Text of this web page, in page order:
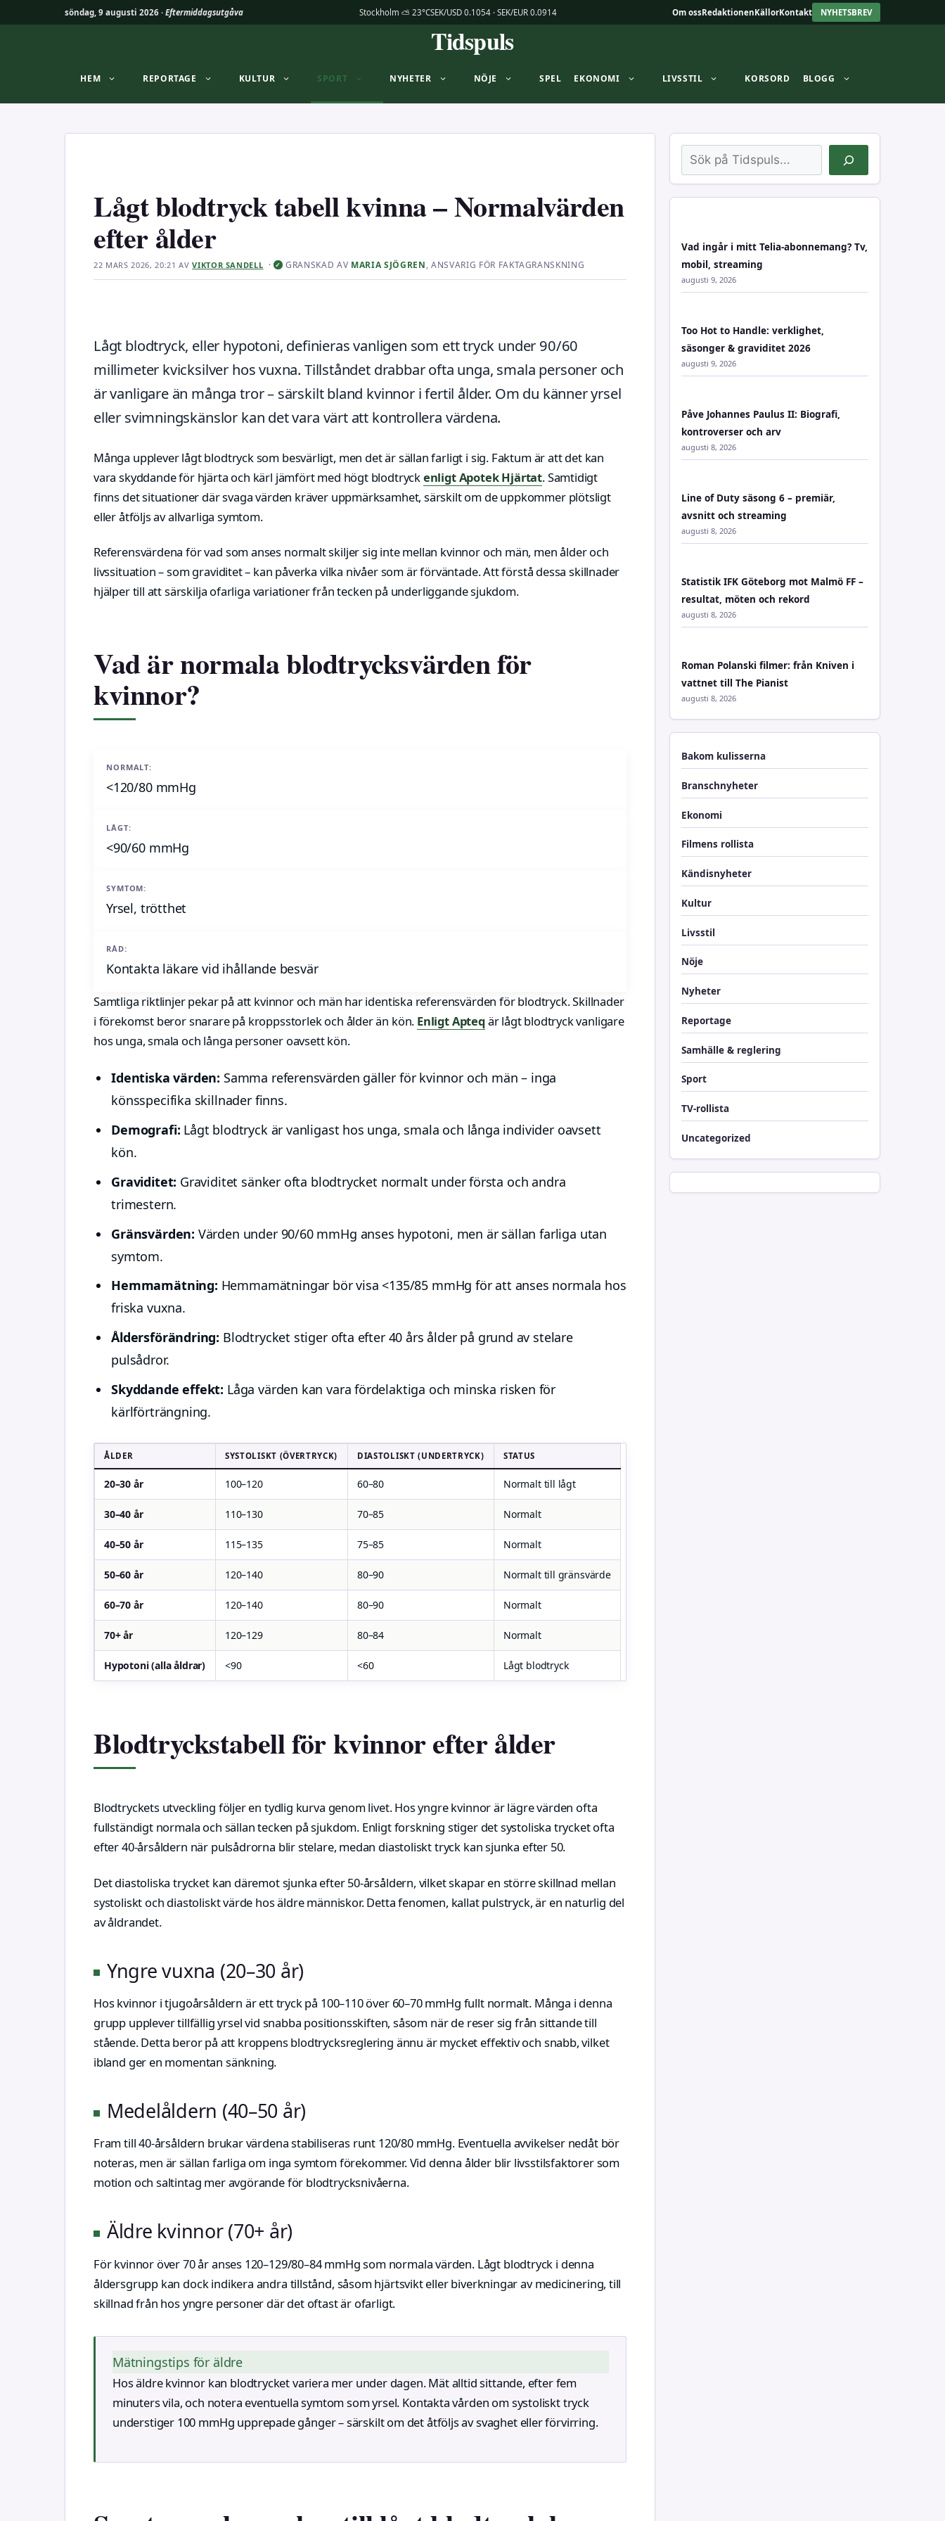
söndag, 9 augusti 2026 · Eftermiddagsutgåva Stockholm ⛅ 23°CSEK/USD 0.1054 · SEK/EUR 0.0914 Om ossRedaktionenKällorKontakt NYHETSBREV
Tidspuls
HEM REPORTAGE KULTUR SPORT NYHETER NÖJE SPEL EKONOMI LIVSSTIL KORSORD BLOGG
Lågt blodtryck tabell kvinna – Normalvärden
efter ålder
22 MARS 2026, 20:21 AVVIKTOR SANDELL ·✓ GRANSKAD AV MARIA SJÖGREN, ANSVARIG FÖR FAKTAGRANSKNING
Lågt blodtryck, eller hypotoni, definieras vanligen som ett tryck under 90/60
millimeter kvicksilver hos vuxna. Tillståndet drabbar ofta unga, smala personer och
är vanligare än många tror – särskilt bland kvinnor i fertil ålder. Om du känner yrsel
eller svimningskänslor kan det vara värt att kontrollera värdena.
Många upplever lågt blodtryck som besvärligt, men det är sällan farligt i sig. Faktum är att det kan
vara skyddande för hjärta och kärl jämfört med högt blodtryckenligt Apotek Hjärtat. Samtidigt
finns det situationer där svaga värden kräver uppmärksamhet, särskilt om de uppkommer plötsligt
eller åtföljs av allvarliga symtom.
Referensvärdena för vad som anses normalt skiljer sig inte mellan kvinnor och män, men ålder och
livssituation – som graviditet – kan påverka vilka nivåer som är förväntade. Att förstå dessa skillnader
hjälper till att särskilja ofarliga variationer från tecken på underliggande sjukdom.
Vad är normala blodtrycksvärden för
kvinnor?
NORMALT:
<120/80 mmHg
LÅGT:
<90/60 mmHg
SYMTOM:
Yrsel, trötthet
RÅD:
Kontakta läkare vid ihållande besvär
Samtliga riktlinjer pekar på att kvinnor och män har identiska referensvärden för blodtryck. Skillnader
i förekomst beror snarare på kroppsstorlek och ålder än kön. Enligt Apteqär lågt blodtryck vanligare
hos unga, smala och långa personer oavsett kön.
Identiska värden: Samma referensvärden gäller för kvinnor och män – inga
könsspecifika skillnader finns.
Demografi: Lågt blodtryck är vanligast hos unga, smala och långa individer oavsett
kön.
Graviditet: Graviditet sänker ofta blodtrycket normalt under första och andra
trimestern.
Gränsvärden: Värden under 90/60 mmHg anses hypotoni, men är sällan farliga utan
symtom.
Hemmamätning: Hemmamätningar bör visa <135/85 mmHg för att anses normala hos
friska vuxna.
Åldersförändring: Blodtrycket stiger ofta efter 40 års ålder på grund av stelare
pulsådror.
Skyddande effekt: Låga värden kan vara fördelaktiga och minska risken för
kärlförträngning.
ÅLDER SYSTOLISKT (ÖVERTRYCK) DIASTOLISKT (UNDERTRYCK) STATUS
20–30 år 100–120 60–80 Normalt till lågt
30–40 år 110–130 70–85 Normalt
40–50 år 115–135 75–85 Normalt
50–60 år 120–140 80–90 Normalt till gränsvärde
60–70 år 120–140 80–90 Normalt
70+ år 120–129 80–84 Normalt
Hypotoni (alla åldrar) <90 <60 Lågt blodtryck
Blodtryckstabell för kvinnor efter ålder
Blodtryckets utveckling följer en tydlig kurva genom livet. Hos yngre kvinnor är lägre värden ofta
fullständigt normala och sällan tecken på sjukdom. Enligt forskning stiger det systoliska trycket ofta
efter 40-årsåldern när pulsådrorna blir stelare, medan diastoliskt tryck kan sjunka efter 50.
Det diastoliska trycket kan däremot sjunka efter 50-årsåldern, vilket skapar en större skillnad mellan
systoliskt och diastoliskt värde hos äldre människor. Detta fenomen, kallat pulstryck, är en naturlig del
av åldrandet.
Yngre vuxna (20–30 år)
Hos kvinnor i tjugoårsåldern är ett tryck på 100–110 över 60–70 mmHg fullt normalt. Många i denna
grupp upplever tillfällig yrsel vid snabba positionsskiften, såsom när de reser sig från sittande till
stående. Detta beror på att kroppens blodtrycksreglering ännu är mycket effektiv och snabb, vilket
ibland ger en momentan sänkning.
Medelåldern (40–50 år)
Fram till 40-årsåldern brukar värdena stabiliseras runt 120/80 mmHg. Eventuella avvikelser nedåt bör
noteras, men är sällan farliga om inga symtom förekommer. Vid denna ålder blir livsstilsfaktorer som
motion och saltintag mer avgörande för blodtrycksnivåerna.
Äldre kvinnor (70+ år)
För kvinnor över 70 år anses 120–129/80–84 mmHg som normala värden. Lågt blodtryck i denna
åldersgrupp kan dock indikera andra tillstånd, såsom hjärtsvikt eller biverkningar av medicinering, till
skillnad från hos yngre personer där det oftast är ofarligt.
Mätningstips för äldre
Hos äldre kvinnor kan blodtrycket variera mer under dagen. Mät alltid sittande, efter fem
minuters vila, och notera eventuella symtom som yrsel. Kontakta vården om systoliskt tryck
understiger 100 mmHg upprepade gånger – särskilt om det åtföljs av svaghet eller förvirring.
Sök
Vad ingår i mitt Telia-abonnemang? Tv,
mobil, streaming
augusti 9, 2026
Too Hot to Handle: verklighet,
säsonger & graviditet 2026
augusti 9, 2026
Påve Johannes Paulus II: Biografi,
kontroverser och arv
augusti 8, 2026
Line of Duty säsong 6 – premiär,
avsnitt och streaming
augusti 8, 2026
Statistik IFK Göteborg mot Malmö FF –
resultat, möten och rekord
augusti 8, 2026
Roman Polanski filmer: från Kniven i
vattnet till The Pianist
augusti 8, 2026
Bakom kulisserna
Branschnyheter
Ekonomi
Filmens rollista
Kändisnyheter
Kultur
Livsstil
Nöje
Nyheter
Reportage
Samhälle & reglering
Sport
TV-rollista
Uncategorized